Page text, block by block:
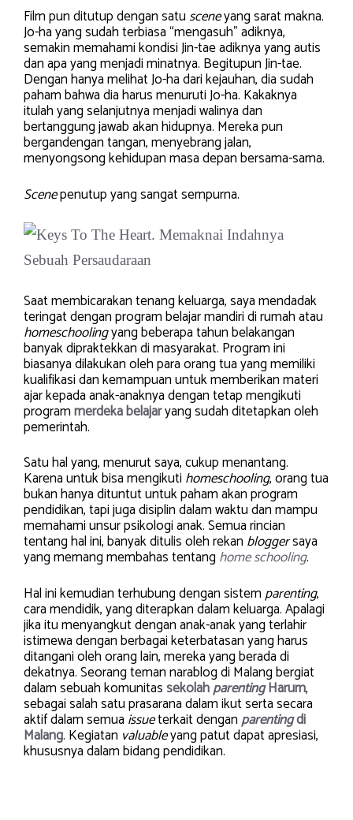
Film pun ditutup dengan satu sceneyang sarat makna.
Jo-ha yang sudah terbiasa “mengasuh” adiknya,
semakin memahami kondisi Jin-tae adiknya yang autis
dan apa yang menjadi minatnya. Begitupun Jin-tae.
Dengan hanya melihat Jo-ha dari kejauhan, dia sudah
paham bahwa dia harus menuruti Jo-ha. Kakaknya
itulah yang selanjutnya menjadi walinya dan
bertanggung jawab akan hidupnya. Mereka pun
bergandengan tangan, menyebrang jalan,
menyongsong kehidupan masa depan bersama-sama.
Scenepenutup yang sangat sempurna.
Saat membicarakan tenang keluarga, saya mendadak
teringat dengan program belajar mandiri di rumah atau
homeschoolingyang beberapa tahun belakangan
banyak dipraktekkan di masyarakat. Program ini
biasanya dilakukan oleh para orang tua yang memiliki
kualifikasi dan kemampuan untuk memberikan materi
ajar kepada anak-anaknya dengan tetap mengikuti
programmerdeka belajaryang sudah ditetapkan oleh
pemerintah.
Satu hal yang, menurut saya, cukup menantang.
Karena untuk bisa mengikuti homeschooling, orang tua
bukan hanya dituntut untuk paham akan program
pendidikan, tapi juga disiplin dalam waktu dan mampu
memahami unsur psikologi anak. Semua rincian
tentang hal ini, banyak ditulis oleh rekan bloggersaya
yang memang membahas tentang home schooling.
Hal ini kemudian terhubung dengan sistemparenting,
cara mendidik, yang diterapkan dalam keluarga. Apalagi
jika itu menyangkut dengan anak-anak yang terlahir
istimewa dengan berbagai keterbatasan yang harus
ditangani oleh orang lain, mereka yang berada di
dekatnya. Seorang teman narablog di Malang bergiat
dalam sebuah komunitassekolahparentingHarum,
sebagai salah satu prasarana dalam ikut serta secara
aktif dalam semua issueterkait denganparentingdi
Malang. Kegiatan valuableyang patut dapat apresiasi,
khususnya dalam bidang pendidikan.